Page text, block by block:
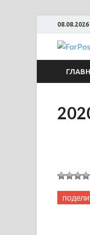
08.08.2026